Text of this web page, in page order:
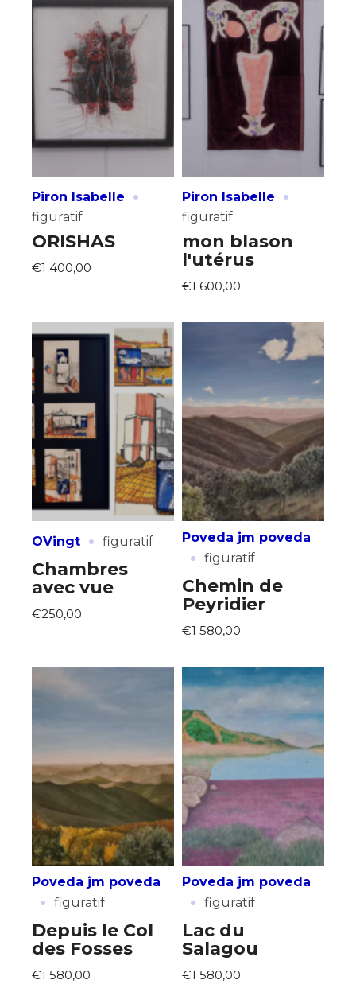
Adresse email*
Nom
Prénom
Statut / Organisation
termes et conditions
Adresse email*
Nom
Prénom
Piron Isabelle ·
figuratif
ORISHAS
€1 400,00
Piron Isabelle ·
figuratif
mon blason
l'utérus
€1 600,00
OVingt · figuratif
Chambres
avec vue
€250,00
Poveda jm poveda
· figuratif
Chemin de
Peyridier
€1 580,00
Poveda jm poveda
· figuratif
Depuis le Col
des Fosses
€1 580,00
Poveda jm poveda
· figuratif
Lac du
Salagou
€1 580,00